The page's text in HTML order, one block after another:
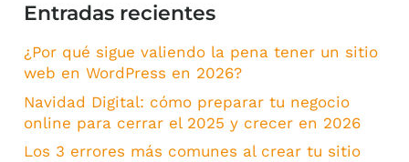
Entradas recientes
¿Por qué sigue valiendo la pena tener un sitio
web en WordPress en 2026?
Navidad Digital: cómo preparar tu negocio
online para cerrar el 2025 y crecer en 2026
Los 3 errores más comunes al crear tu sitio